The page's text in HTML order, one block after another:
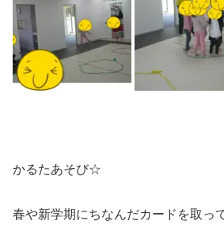
かるたあそび☆
春や新学期にちなんだカードを取っ